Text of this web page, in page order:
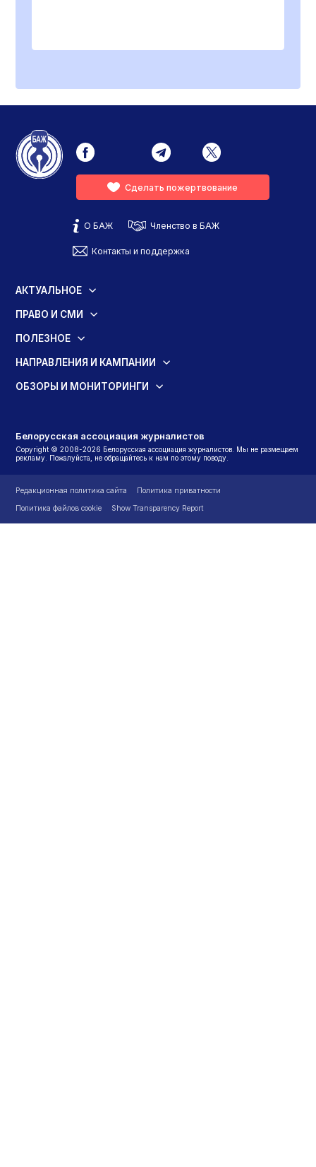
Сделать пожертвование
О БАЖ Членство в БАЖ
Контакты и поддержка
АКТУАЛЬНОЕ
ПРАВО И СМИ
ПОЛЕЗНОЕ
НАПРАВЛЕНИЯ И КАМПАНИИ
ОБЗОРЫ И МОНИТОРИНГИ
Белорусская ассоциация журналистов
Copyright © 2008-2026 Белорусская ассоциация журналистов. Мы не размещаем
рекламу. Пожалуйста, не обращайтесь к нам по этому поводу.
Редакционная политика сайта Политика приватности
Политика файлов cookie Show Transparency Report